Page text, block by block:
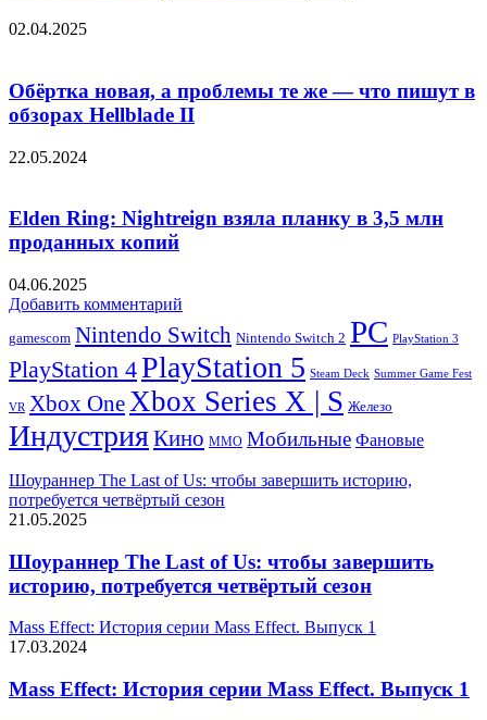
02.04.2025
Обёртка новая, а проблемы те же — что пишут в
обзорах Hellblade II
22.05.2024
Elden Ring: Nightreign взяла планку в 3,5 млн
проданных копий
04.06.2025
Добавить комментарий
gamescom Nintendo Switch Nintendo Switch 2 PC PlayStation 3
PlayStation 4PlayStation 5 Steam Deck Summer Game Fest
VR Xbox OneXbox Series X | S Железо
ИндустрияКино ММО Мобильные Фановые
Шоураннер The Last of Us: чтобы завершить историю,
потребуется четвёртый сезон
21.05.2025
Шоураннер The Last of Us: чтобы завершить
историю, потребуется четвёртый сезон
Mass Effect: История серии Mass Effect. Выпуск 1
17.03.2024
Mass Effect: История серии Mass Effect. Выпуск 1